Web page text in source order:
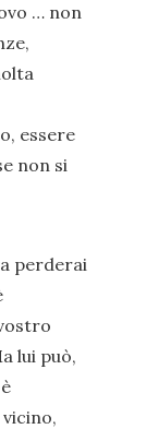
… non
essere
non si
perderai
lui può,